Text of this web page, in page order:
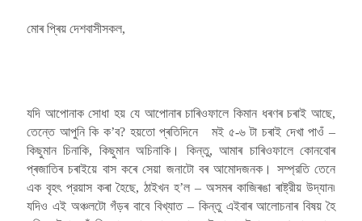
মোৰ প্ৰিয় দেশবাসীসকল,
যদি আপোনাক সোধা হয় যে আপোনাৰ চাৰিওফালে কিমান ধৰণৰ চৰাই আছে,
তেন্তে আপুনি কি ক’ব? হয়তো প্ৰতিদিনে মই ৫-৬ টা চৰাই দেখা পাওঁ –
কিছুমান চিনাকি, কিছুমান অচিনাকি। কিন্তু, আমাৰ চাৰিওফালে কোনবোৰ
প্ৰজাতিৰ চৰাইয়ে বাস কৰে সেয়া জনাটো বৰ আমোদজনক। সম্প্রতি তেনে
এক বৃহৎ প্রয়াস কৰা হৈছে, ঠাইখন হ’ল – অসমৰ কাজিৰঙা ৰাষ্ট্রীয় উদ্যান৷
যদিও এই অঞ্চলটো গঁড়ৰ বাবে বিখ্যাত – কিন্তু এইবাৰ আলোচনাৰ বিষয় হৈ